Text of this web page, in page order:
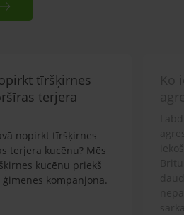
tīršķirnes
terjera
nopirkt tīršķirnes
terjera kucēnu? Mēs
kucēnu priekš
kompanjona.